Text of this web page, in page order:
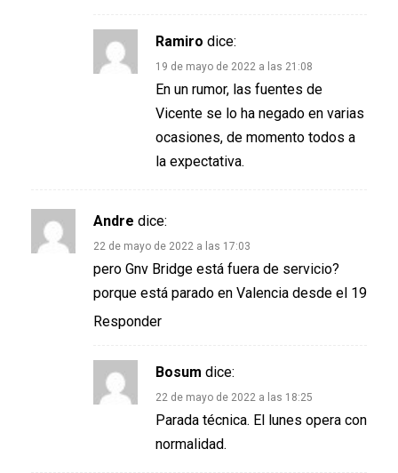
Ramiro dice:
19 de mayo de 2022 a las 21:08
En un rumor, las fuentes de
Vicente se lo ha negado en varias
ocasiones, de momento todos a
la expectativa.
Andre dice:
22 de mayo de 2022 a las 17:03
pero Gnv Bridge está fuera de servicio?
porque está parado en Valencia desde el 19
Responder
Bosum dice:
22 de mayo de 2022 a las 18:25
Parada técnica. El lunes opera con
normalidad.